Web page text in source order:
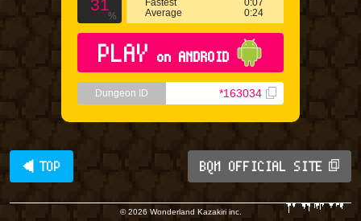
31
%
Fastest
0:07
Average
0:24
PLAY on ANDROID
Dungeon ID *163034
◀ TOP BQM OFFICIAL SITE
© 2026 Wonderland Kazakiri inc.